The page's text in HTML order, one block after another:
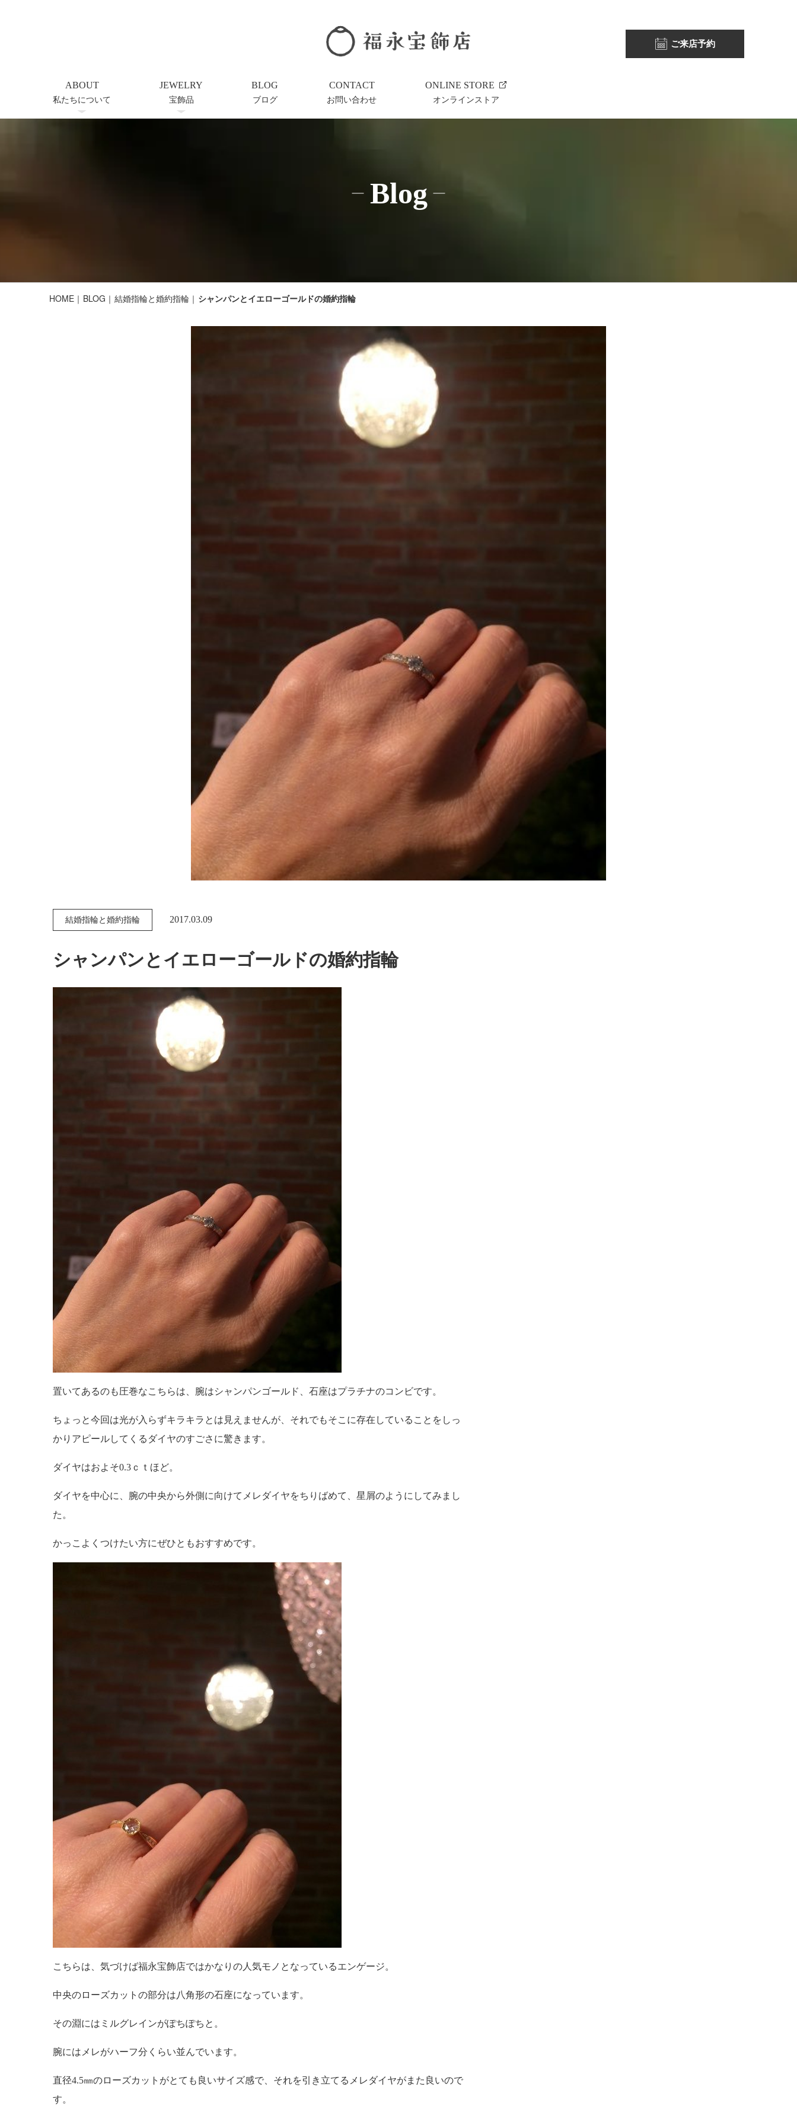
ABOUT
私たちについて
JEWELRY
宝飾品
BLOG
ブログ
CONTACT
お問い合わせ
ONLINE STORE
オンラインストア
ご来店予約
Blog
HOME BLOG 結婚指輪と婚約指輪 シャンパンとイエローゴールドの婚約指輪
結婚指輪と婚約指輪 2017.03.09
シャンパンとイエローゴールドの婚約指輪
置いてあるのも圧巻なこちらは、腕はシャンパンゴールド、石座はプラチナのコンビです。
ちょっと今回は光が入らずキラキラとは見えませんが、それでもそこに存在していることをしっ
かりアピールしてくるダイヤのすごさに驚きます。
ダイヤはおよそ0.3ｃｔほど。
ダイヤを中心に、腕の中央から外側に向けてメレダイヤをちりばめて、星屑のようにしてみまし
た。
かっこよくつけたい方にぜひともおすすめです。
こちらは、気づけば福永宝飾店ではかなりの人気モノとなっているエンゲージ。
中央のローズカットの部分は八角形の石座になっています。
その淵にはミルグレインがぽちぽちと。
腕にはメレがハーフ分くらい並んでいます。
直径4.5㎜のローズカットがとても良いサイズ感で、それを引き立てるメレダイヤがまた良いので
す。